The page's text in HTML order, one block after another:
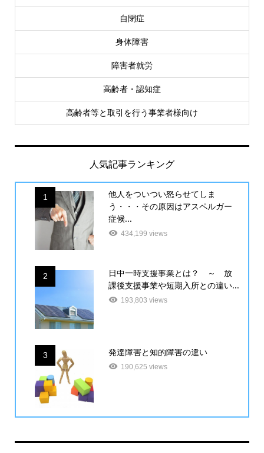
自閉症
身体障害
障害者就労
高齢者・認知症
高齢者等と取引を行う事業者様向け
人気記事ランキング
1
他人をついつい怒らせてしま
う・・・その原因はアスペルガー
症候...
434,199 views
2
日中一時支援事業とは？ ～ 放
課後支援事業や短期入所との違い...
193,803 views
3 発達障害と知的障害の違い
190,625 views